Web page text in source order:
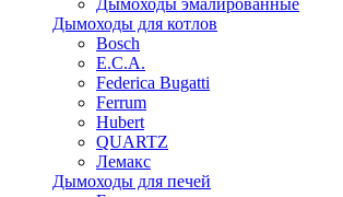
Дымоходы эмалированные
Дымоходы для котлов
Bosch
E.C.A.
Federica Bugatti
Ferrum
Hubert
QUARTZ
Лемакс
Дымоходы для печей